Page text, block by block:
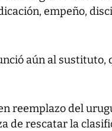
empeño,
aún al sustituto,
reemplazo del
de rescatar la